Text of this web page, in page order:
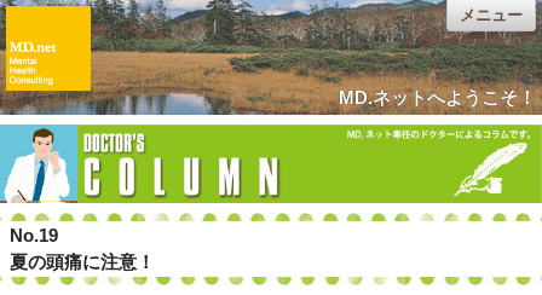
MD.ネットへようこそ！
メニュー
No.19
夏の頭痛に注意！